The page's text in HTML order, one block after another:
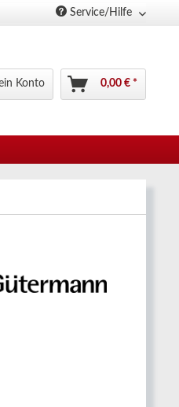
Service/Hilfe
Konto 0,00 € *